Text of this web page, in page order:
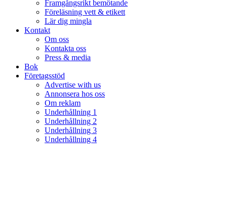
Framgångsrikt bemötande
Föreläsning vett & etikett
Lär dig mingla
Kontakt
Om oss
Kontakta oss
Press & media
Bok
Företagsstöd
Advertise with us
Annonsera hos oss
Om reklam
Underhållning 1
Underhållning 2
Underhållning 3
Underhållning 4